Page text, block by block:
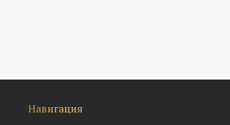
Навигация